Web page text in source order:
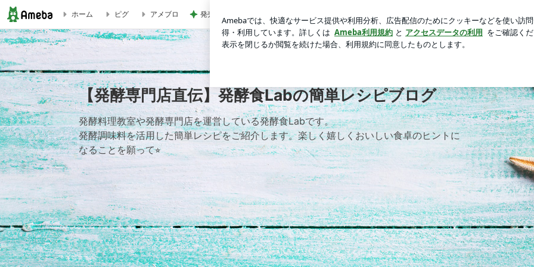
【発酵専門店直伝】発酵食Labの簡単レシピブログ
ホーム ピグ アメブロ 発売中の豪華すぎる付録ムック本 ロ
【発酵専門店直伝】発酵食Labの簡単レシピブログ
発酵料理教室や発酵専門店を運営している発酵食Labです。
発酵調味料を活用した簡単レシピをご紹介します。楽しく嬉しくおいしい食卓のヒントに
なることを願って⭐︎